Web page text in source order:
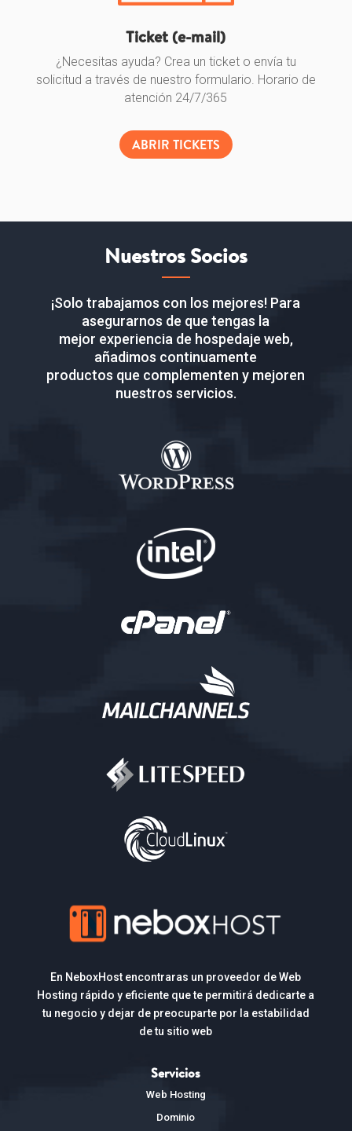
Ticket (e-mail)
¿Necesitas ayuda? Crea un ticket o envía tu
solicitud a través de nuestro formulario. Horario de
atención 24/7/365
ABRIR TICKETS
Nuestros Socios
¡Solo trabajamos con los mejores! Para
asegurarnos de que tengas la
mejor experiencia de hospedaje web,
añadimos continuamente
productos que complementen y mejoren
nuestros servicios.
En NeboxHost encontraras un proveedor de Web
Hosting rápido y eficiente que te permitirá dedicarte a
tu negocio y dejar de preocuparte por la estabilidad
de tu sitio web
Servicios
Web Hosting
Dominio